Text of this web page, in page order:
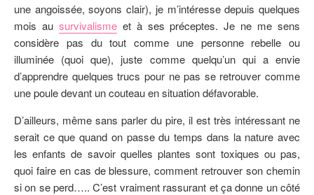
une angoissée, soyons clair), je m’intéresse depuis quelques
mois au survivalismeet à ses préceptes. Je ne me sens
considère pas du tout comme une personne rebelle ou
illuminée (quoi que), juste comme quelqu’un qui a envie
d’apprendre quelques trucs pour ne pas se retrouver comme
une poule devant un couteau en situation défavorable.
D’ailleurs, même sans parler du pire, il est très intéressant ne
serait ce que quand on passe du temps dans la nature avec
les enfants de savoir quelles plantes sont toxiques ou pas,
quoi faire en cas de blessure, comment retrouver son chemin
si on se perd….. C’est vraiment rassurant et ça donne un côté